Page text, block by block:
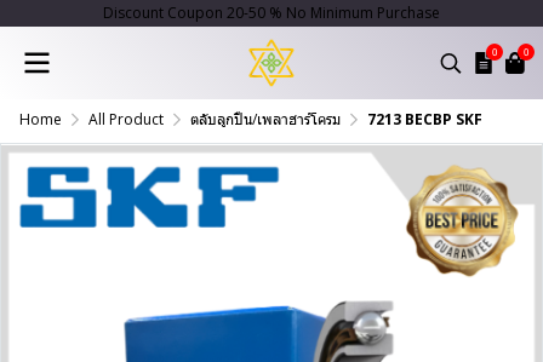
Discount Coupon 20-50 % No Minimum Purchase
0 0
Home All Product ตลับลูกปืน/เพลาฮาร์โครม 7213 BECBP SKF